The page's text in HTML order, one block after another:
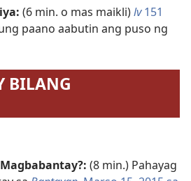
(6 min. o mas maikli)lv151
paano aabutin ang puso ng
BILANG
(8 min.) Pahayag